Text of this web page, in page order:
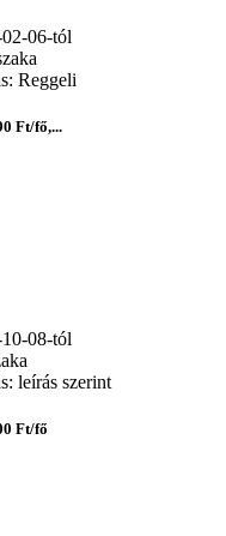
06-tól
Reggeli
Ft/fő,...
08-tól
leírás szerint
Ft/fő